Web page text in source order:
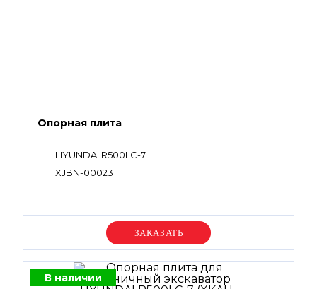
Опорная плита
HYUNDAI R500LC-7
XJBN-00023
Уточняйте цену
В наличии